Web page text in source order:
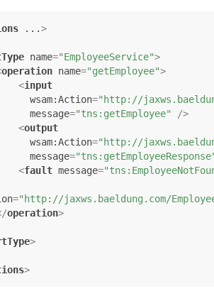
...>
name="EmployeeService">
operation name="getEmployee">
<input
wsam:Action="http://
message="tns:getEmployee"
/>
<output
wsam:Action="http://
message=
<fault message=
="http://jaxws.baeldung.com/
operation>
>
>